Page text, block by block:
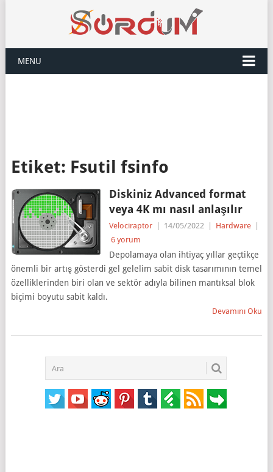
MENU
Etiket: Fsutil fsinfo
Diskiniz Advanced format
veya 4K mı nasıl anlaşılır
Velociraptor 14/05/2022 Hardware
6 yorum
Depolamaya olan ihtiyaç yıllar geçtikçe
önemli bir artış gösterdi gel gelelim sabit disk tasarımının temel
özelliklerinden biri olan ve sektör adıyla bilinen mantıksal blok
biçimi boyutu sabit kaldı.
Devamını Oku